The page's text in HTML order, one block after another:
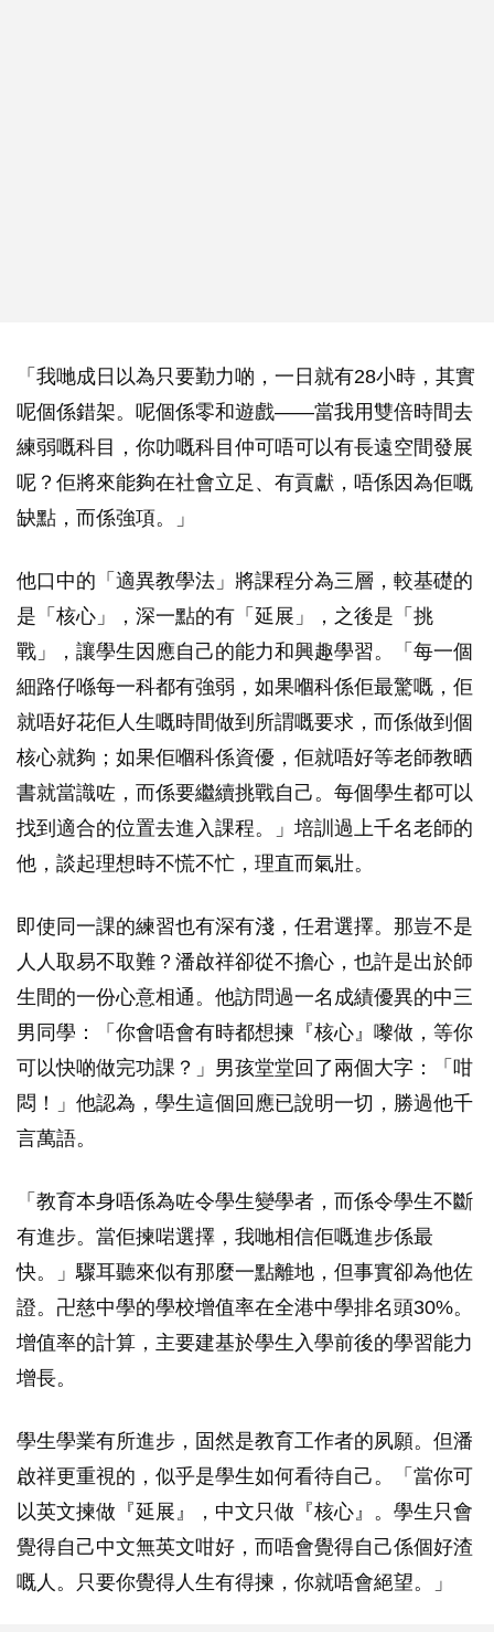
「我哋成日以為只要勤力啲，一日就有28小時，其實
呢個係錯架。呢個係零和遊戲——當我用雙倍時間去
練弱嘅科目，你叻嘅科目仲可唔可以有長遠空間發展
呢？佢將來能夠在社會立足、有貢獻，唔係因為佢嘅
缺點，而係強項。」
他口中的「適異教學法」將課程分為三層，較基礎的
是「核心」，深一點的有「延展」，之後是「挑
戰」，讓學生因應自己的能力和興趣學習。「每一個
細路仔喺每一科都有強弱，如果嗰科係佢最驚嘅，佢
就唔好花佢人生嘅時間做到所謂嘅要求，而係做到個
核心就夠；如果佢嗰科係資優，佢就唔好等老師教晒
書就當識咗，而係要繼續挑戰自己。每個學生都可以
找到適合的位置去進入課程。」培訓過上千名老師的
他，談起理想時不慌不忙，理直而氣壯。
即使同一課的練習也有深有淺，任君選擇。那豈不是
人人取易不取難？潘啟祥卻從不擔心，也許是出於師
生間的一份心意相通。他訪問過一名成績優異的中三
男同學：「你會唔會有時都想揀『核心』嚟做，等你
可以快啲做完功課？」男孩堂堂回了兩個大字：「咁
悶！」他認為，學生這個回應已說明一切，勝過他千
言萬語。
「教育本身唔係為咗令學生變學者，而係令學生不斷
有進步。當佢揀啱選擇，我哋相信佢嘅進步係最
快。」驟耳聽來似有那麼一點離地，但事實卻為他佐
證。卍慈中學的學校增值率在全港中學排名頭30%。
增值率的計算，主要建基於學生入學前後的學習能力
增長。
學生學業有所進步，固然是教育工作者的夙願。但潘
啟祥更重視的，似乎是學生如何看待自己。「當你可
以英文揀做『延展』，中文只做『核心』。學生只會
覺得自己中文無英文咁好，而唔會覺得自己係個好渣
嘅人。只要你覺得人生有得揀，你就唔會絕望。」